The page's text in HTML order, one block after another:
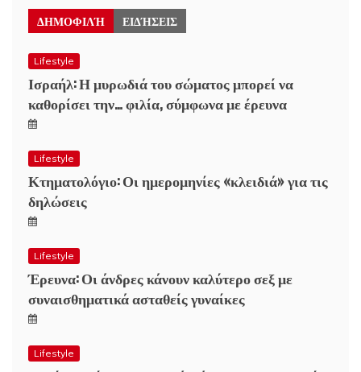
ΔΗΜΟΦΙΛΉ ΕΙΔΉΣΕΙΣ
Lifestyle
Ισραήλ: Η μυρωδιά του σώματος μπορεί να
καθορίσει την… φιλία, σύμφωνα με έρευνα
Lifestyle
Κτηματολόγιο: Οι ημερομηνίες «κλειδιά» για τις
δηλώσεις
Lifestyle
Έρευνα: Οι άνδρες κάνουν καλύτερο σεξ με
συναισθηματικά ασταθείς γυναίκες
Lifestyle